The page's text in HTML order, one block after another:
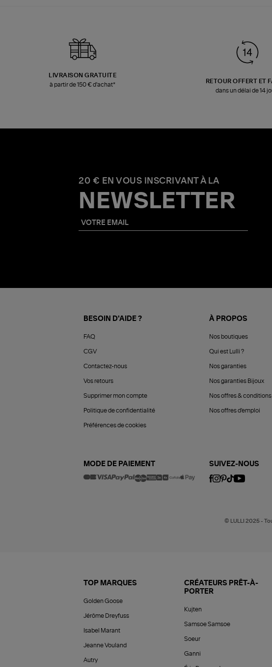
LIVRAISON GRATUITE
à partir de 150 € d'achat*
RETOUR OFFERT ET
dans un délai de 14
20 € EN VOUS INSCRIVANT À LA
NEWSLETTER
BESOIN D'AIDE ?
FAQ
CGV
Contactez-nous
Vos retours
Supprimer mon compte
Politique de confidentialité
Préférences de cookies
À PROPOS
Nos boutiques
Qui est Lulli ?
Nos garanties
Nos garanties Bijoux
Nos offres & conditions
Nos offres d'emploi
MODE DE PAIEMENT SUIVEZ-NOUS
© LULLI 2025 -
TOP MARQUES
Golden Goose
Jérôme Dreyfuss
Isabel Marant
Jeanne Vouland
Autry
CRÉATEURS PRÊT-À-
PORTER
Kujten
Samsoe Samsoe
Soeur
Ganni